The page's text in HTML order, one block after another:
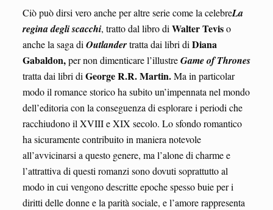
Ciò può dirsi vero anche per altre serie come la celebreLa
regina degli scacchi, tratto dal libro di Walter Teviso
anche la saga di Outlandertratta dai libri di Diana
Gabaldon,per non dimenticare l’illustreGame of Thrones
tratta dai libri di George R.R. Martin.Ma in particolar
modo il romance storico ha subito un’impennata nel mondo
dell’editoria con la conseguenza di esplorare i periodi che
racchiudono il XVIII e XIX secolo. Lo sfondo romantico
ha sicuramente contribuito in maniera notevole
all’avvicinarsi a questo genere, ma l’alone di charme e
l’attrattiva di questi romanzi sono dovuti soprattutto al
modo in cui vengono descritte epoche spesso buie per i
diritti delle donne e la parità sociale, e l’amore rappresenta